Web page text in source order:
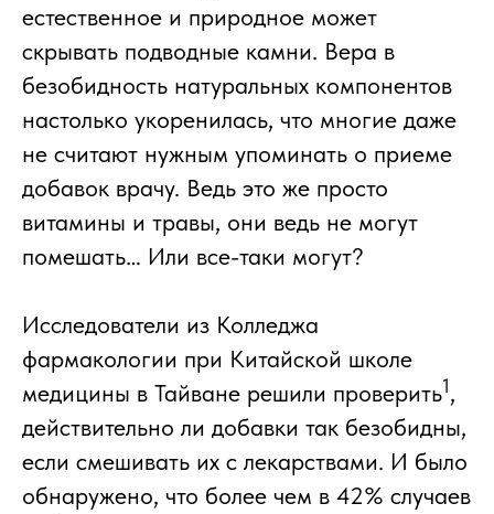
естественное и природное может
скрывать подводные камни. Вера в
безобидность натуральных компонентов
настолько укоренилась, что многие даже
не считают нужным упоминать о приеме
добавок врачу. Ведь это же просто
витамины и травы, они ведь не могут
помешать… Или все-таки могут?
Исследователи из Колледжа
фармакологии при Китайской школе
медицины в Тайване решили проверить1,
действительно ли добавки так безобидны,
если смешивать их с лекарствами. И было
обнаружено, что более чем в 42% случаев